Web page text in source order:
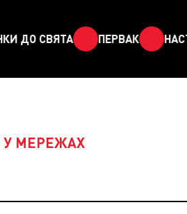
ДО СВЯТА ПЕРВАК
У МЕРЕЖАХ